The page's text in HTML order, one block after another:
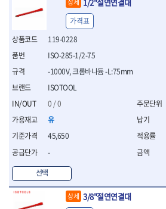
- 십자비트
- 임팩별비트소켓
- 임팩XZN비트소켓
- 일자비트소켓
- XZN비트
- 임팩XZN비트
- 사각비트
- 토크드라이버
- 포지비트소켓
- 뻰치
- 편구스패너
- 플라이어
상세 1/2"절연연결대
119-0228
ISOTOOL
0 / 0
유
45,650
-
선택
ISO-285-1/2-75
-1000V, 크롬바나듐 -L:75mm
가격표
상세 3/8"절연연결대